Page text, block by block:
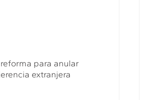
para anular
extranjera